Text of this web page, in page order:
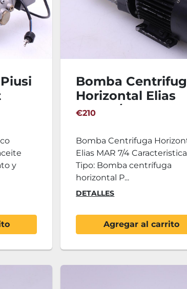
y
Bomba
Horizontal Elias
MAR 7/4
€210
Bomba Centrifuga
Elias MAR 7/4
Tipo: Bomba centrífuga
horizontal P...
DETALLES
Agregar al carrito